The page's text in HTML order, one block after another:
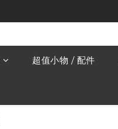
超值小物 / 配件